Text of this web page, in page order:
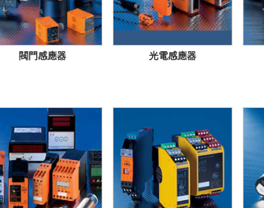
閥門感應器 光電感應器